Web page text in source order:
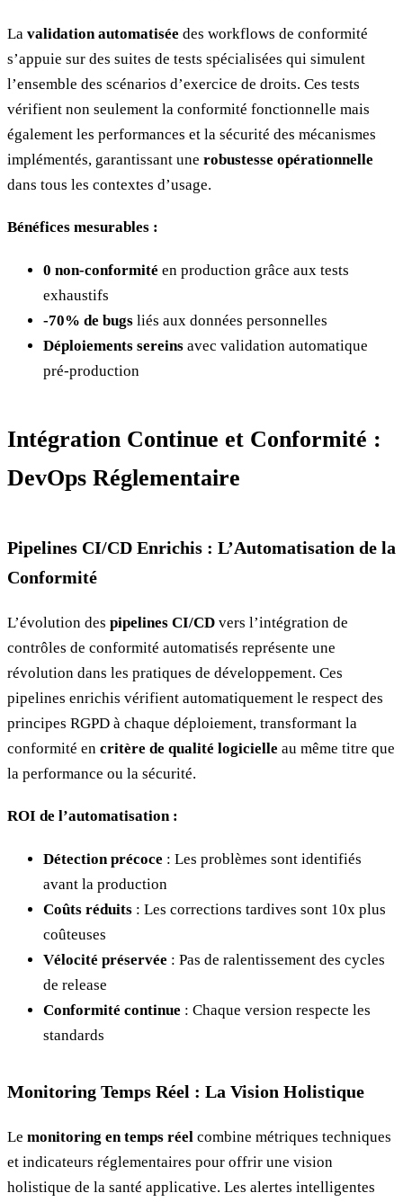
La validation automatisée des workflows de conformité
s’appuie sur des suites de tests spécialisées qui simulent
l’ensemble des scénarios d’exercice de droits. Ces tests
vérifient non seulement la conformité fonctionnelle mais
également les performances et la sécurité des mécanismes
implémentés, garantissant une robustesse opérationnelle
dans tous les contextes d’usage.
Bénéfices mesurables :
0 non-conformité en production grâce aux tests
exhaustifs
-70% de bugs liés aux données personnelles
Déploiements sereins avec validation automatique
pré-production
Intégration Continue et Conformité :
DevOps Réglementaire
Pipelines CI/CD Enrichis : L’Automatisation de la
Conformité
L’évolution des pipelines CI/CD vers l’intégration de
contrôles de conformité automatisés représente une
révolution dans les pratiques de développement. Ces
pipelines enrichis vérifient automatiquement le respect des
principes RGPD à chaque déploiement, transformant la
conformité en critère de qualité logicielle au même titre que
la performance ou la sécurité.
ROI de l’automatisation :
Détection précoce : Les problèmes sont identifiés
avant la production
Coûts réduits : Les corrections tardives sont 10x plus
coûteuses
Vélocité préservée : Pas de ralentissement des cycles
de release
Conformité continue : Chaque version respecte les
standards
Monitoring Temps Réel : La Vision Holistique
Le monitoring en temps réel combine métriques techniques
et indicateurs réglementaires pour offrir une vision
holistique de la santé applicative. Les alertes intelligentes